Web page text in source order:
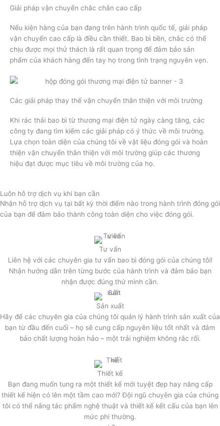
Giải pháp vận chuyển chắc chắn cao cấp
Nếu kiện hàng của bạn đang trên hành trình quốc tế, giải pháp
vận chuyển cao cấp là điều cần thiết. Bao bì bền, chắc có thể
chịu được mọi thử thách là rất quan trọng để đảm bảo sản
phẩm của khách hàng đến tay họ trong tình trạng nguyên vẹn.
Các giải pháp thay thế vận chuyển thân thiện với môi trường
Khi rác thải bao bì từ thương mại điện tử ngày càng tăng, các
công ty đang tìm kiếm các giải pháp có ý thức về môi trường.
Lựa chọn toàn diện của chúng tôi về vật liệu đóng gói và hoàn
thiện vận chuyển thân thiện với môi trường giúp các thương
hiệu đạt được mục tiêu về môi trường của họ.
Luôn hỗ trợ dịch vụ khi bạn cần
Nhận hỗ trợ dịch vụ tại bất kỳ thời điểm nào trong hành trình đóng gói
của bạn để đảm bảo thành công toàn diện cho việc đóng gói.
Tư vấn
Liên hệ với các chuyên gia tư vấn bao bì đóng gói của chúng tôi!
Nhận hướng dẫn trên từng bước của hành trình và đảm bảo bạn
nhận được đúng thứ mình cần.
Sản xuất
Hãy để các chuyên gia của chúng tôi quản lý hành trình sản xuất của
bạn từ đầu đến cuối – họ sẽ cung cấp nguyên liệu tốt nhất và đảm
bảo chất lượng hoàn hảo – một trải nghiệm không rắc rối.
Thiết kế
Bạn đang muốn tung ra một thiết kế mới tuyệt đẹp hay nâng cấp
thiết kế hiện có lên một tầm cao mới? Đội ngũ chuyên gia của chúng
tôi có thể nâng tác phẩm nghệ thuật và thiết kế kết cấu của bạn lên
mức phi thường.